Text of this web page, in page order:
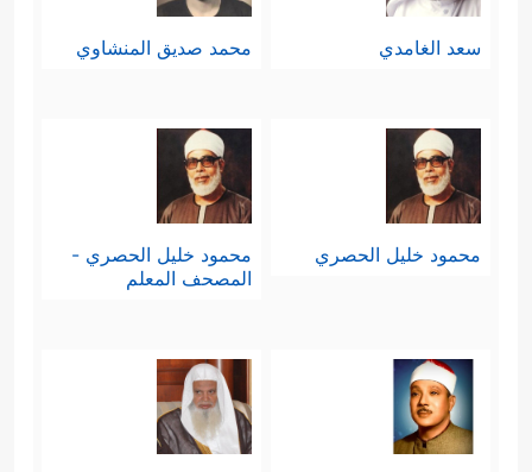
سعد الغامدي محمد صديق المنشاوي
محمود خليل الحصري
محمود خليل الحصري -
المصحف المعلم